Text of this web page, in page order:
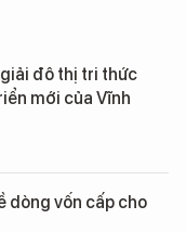
đô thị tri thức
mới của Vĩnh
dòng vốn cấp cho